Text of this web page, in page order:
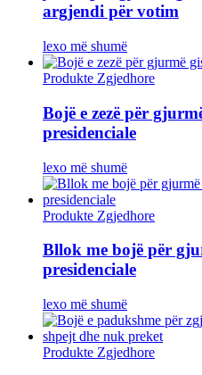
argjendi për votim
lexo më shumë
Produkte Zgjedhore
Bojë e zezë për
presidenciale
lexo më shumë
Produkte Zgjedhore
Bllok me bojë për
presidenciale
lexo më shumë
Produkte Zgjedhore